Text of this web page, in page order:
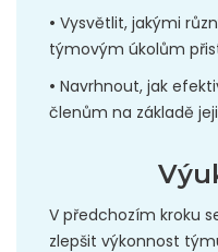
• Vysvětlit, jakými
týmovým úkolům
• Navrhnout, jak
členům na základě
V předchozím kroku
zlepšit výkonnost